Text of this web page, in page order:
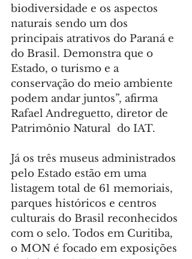
biodiversidade e os aspectos
naturais sendo um dos
principais atrativos do Paraná e
do Brasil. Demonstra que o
Estado, o turismo e a
conservação do meio ambiente
podem andar juntos”, afirma
Rafael Andreguetto, diretor de
Patrimônio Natural  do IAT.
Já os três museus administrados
pelo Estado estão em uma
listagem total de 61 memoriais,
parques históricos e centros
culturais do Brasil reconhecidos
com o selo. Todos em Curitiba,
o MON é focado em exposições